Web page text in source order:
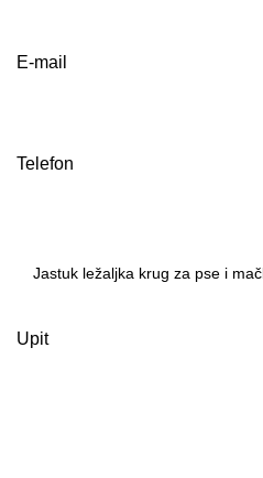
E-mail
Telefon
Upit